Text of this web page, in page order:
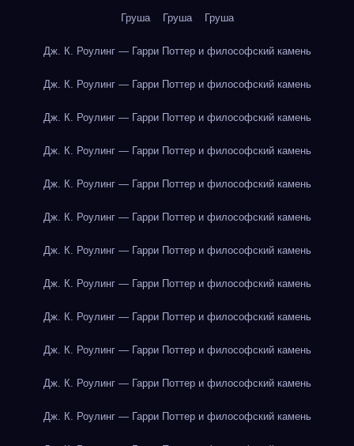
Груша Груша Груша
Дж. К. Роулинг — Гарри Поттер и философский камень
Дж. К. Роулинг — Гарри Поттер и философский камень
Дж. К. Роулинг — Гарри Поттер и философский камень
Дж. К. Роулинг — Гарри Поттер и философский камень
Дж. К. Роулинг — Гарри Поттер и философский камень
Дж. К. Роулинг — Гарри Поттер и философский камень
Дж. К. Роулинг — Гарри Поттер и философский камень
Дж. К. Роулинг — Гарри Поттер и философский камень
Дж. К. Роулинг — Гарри Поттер и философский камень
Дж. К. Роулинг — Гарри Поттер и философский камень
Дж. К. Роулинг — Гарри Поттер и философский камень
Дж. К. Роулинг — Гарри Поттер и философский камень